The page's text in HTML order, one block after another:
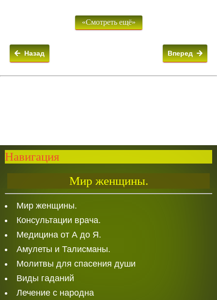
«Смотреть ещё»
Вперед
Назад
Навигация
Мир женщины.
Мир женщины.
Консультации врача.
Медицина от А до Я.
Амулеты и Талисманы.
Молитвы для спасения души
Виды гаданий
Лечение с народна